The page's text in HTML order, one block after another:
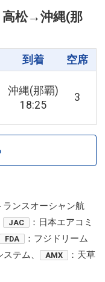
高松→沖縄(那
到着 空席
沖縄(那覇)
18:25
3
ランスオーシャン航
JAC
：日本エアコミ
FDA
：フジドリーム
テム、 AMX
：天草